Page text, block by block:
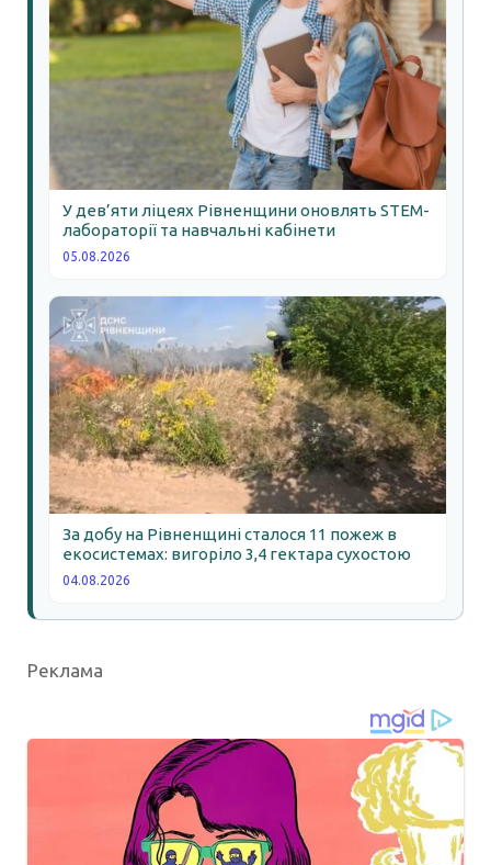
У дев’яти ліцеях Рівненщини оновлять STEM-
лабораторії та навчальні кабінети
05.08.2026
За добу на Рівненщині сталося 11 пожеж в
екосистемах: вигоріло 3,4 гектара сухостою
04.08.2026
Реклама